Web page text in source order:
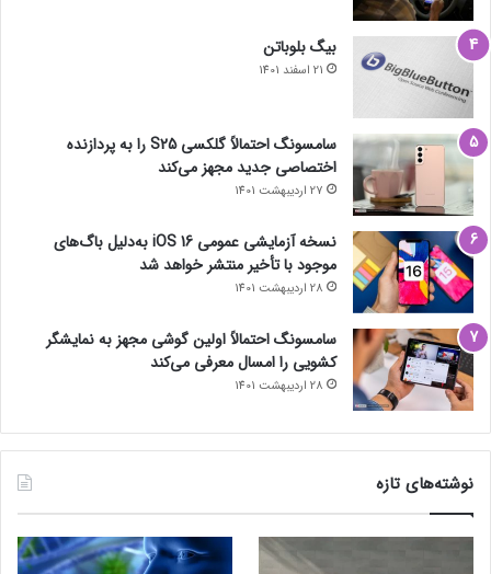
بیگ بلوباتن
21 اسفند 1401
سامسونگ احتمالاً گلکسی S25 را به پردازنده
اختصاصی جدید مجهز می‌کند
27 اردیبهشت 1401
نسخه آزمایشی عمومی iOS 16 به‌دلیل باگ‌های
موجود با تأخیر منتشر خواهد شد
28 اردیبهشت 1401
سامسونگ احتمالاً اولین گوشی مجهز به نمایشگر
کشویی را امسال معرفی می‌کند
28 اردیبهشت 1401
نوشته‌های تازه